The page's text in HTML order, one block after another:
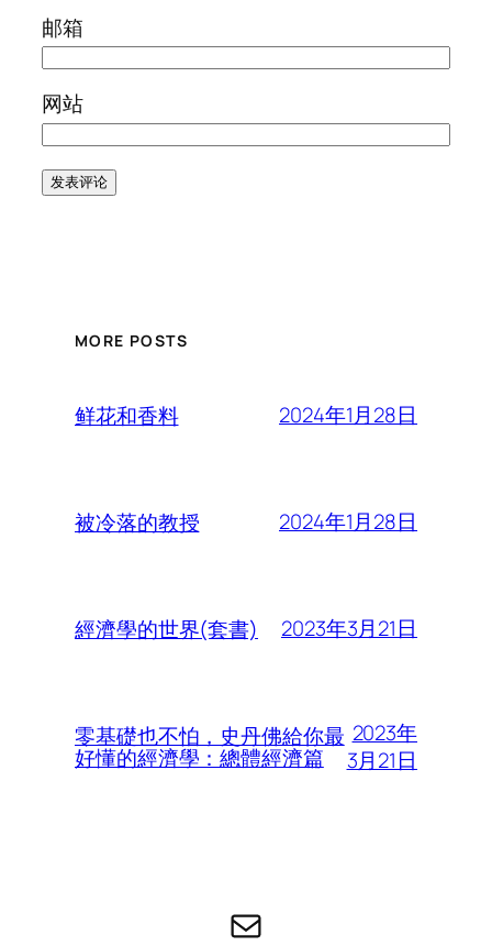
邮箱
网站
MORE POSTS
鲜花和香料 2024年1月28日
被冷落的教授 2024年1月28日
經濟學的世界(套書) 2023年3月21日
零基礎也不怕，史丹佛給你最
好懂的經濟學：總體經濟篇
2023年
3月21日
电子邮件